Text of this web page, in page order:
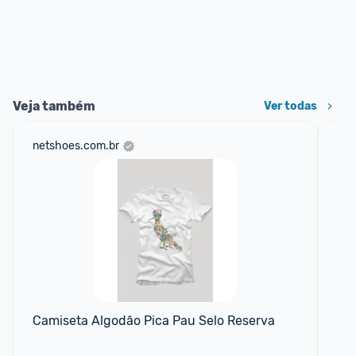
Veja também Ver todas
netshoes.com.br
Camiseta Algodão Pica Pau Selo Reserva